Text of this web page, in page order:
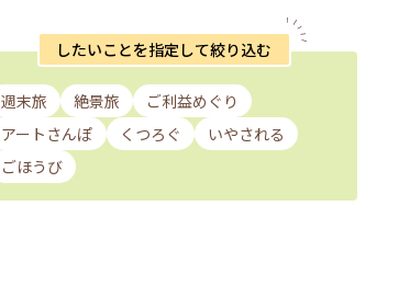
したいことを指定して絞り込む
週末旅 絶景旅
ご利益めぐり
アートさんぽ
くつろぐ
いやされる
ごほうび